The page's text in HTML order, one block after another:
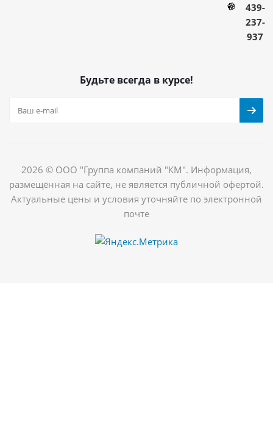
439-
237-
937
Будьте всегда в курсе!
2026 © ООО "Группа компаний "КМ". Информация,
размещённая на сайте, не является публичной офертой.
Актуальные цены и условия уточняйте по электронной
почте